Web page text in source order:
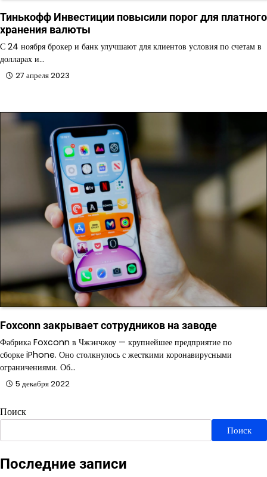
Тинькофф Инвестиции повысили порог для платного
хранения валюты
С 24 ноября брокер и банк улучшают для клиентов условия по счетам в
долларах и…
27 апреля 2023
Foxconn закрывает сотрудников на заводе
Фабрика Foxconn в Чжэнчжоу — крупнейшее предприятие по
сборке iPhone. Оно столкнулось с жесткими коронавирусными
ограничениями. Об…
5 декабря 2022
Поиск
Поиск
Последние записи